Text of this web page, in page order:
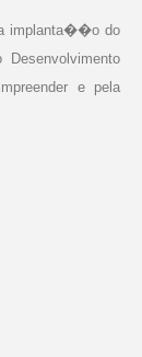
implanta��o do
e pela